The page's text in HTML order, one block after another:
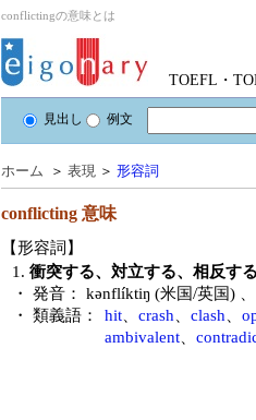
conflictingの意味とは
TOEFL・
見出し 例文
ホーム ＞ 表現 ＞ 形容詞
conflicting 意味
【形容詞】
1. 衝突する、対立する、相反する
・ 発音：
kənflíktiŋ (米国/英国)
・ 類義語：
hit crash clash
ambivalent